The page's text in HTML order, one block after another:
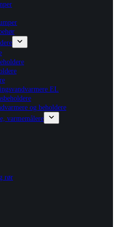
EL
og beholdere
varmemålere
rør